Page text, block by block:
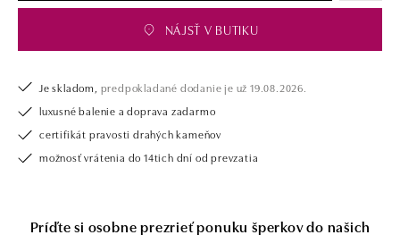
NÁJSŤ V BUTIKU
Je skladom, predpokladané dodanie je už 19.08.2026.
luxusné balenie a doprava zadarmo
certifikát pravosti drahých kameňov
možnosť vrátenia do 14tich dní od prevzatia
Príďte si osobne prezrieť ponuku šperkov do našich